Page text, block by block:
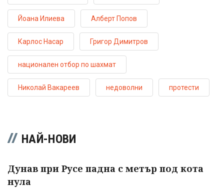
Йоана Илиева Алберт Попов
Карлос Насар Григор Димитров
национален отбор по шахмат
Николай Вакареев недоволни протести
НАЙ-НОВИ
Дунав при Русе падна с метър под кота
нула